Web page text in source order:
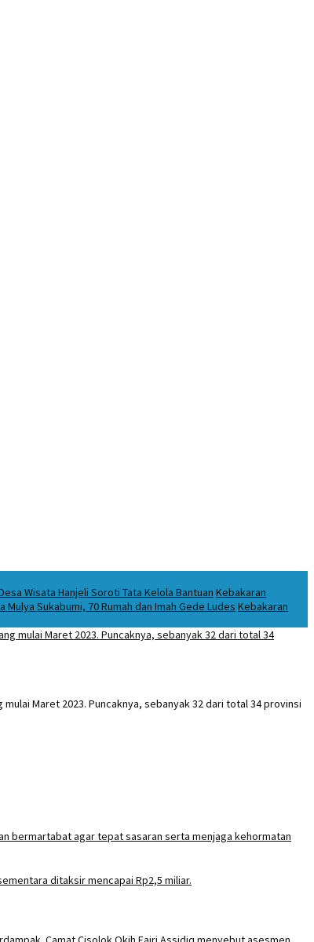
Wisata Hanjeli Soroti Tata Kelola Bantuan Kebakaran
Sukabumi, 70 Rumah dan Imah Gede Ludes Kebakaran
Maret 2023. Puncaknya, sebanyak 32 dari total 34 provinsi